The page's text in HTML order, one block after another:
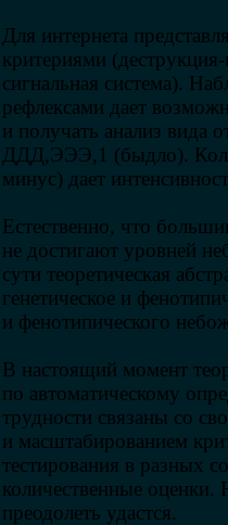
Для интернета
критериями
сигнальная система).
рефлексами дает
и получать анализ
ДДД,ЭЭЭ,1 (быдло).
минус) дает
Естественно, что
не достигают уровней
сути теоретическая
генетическое и
и фенотипического
В настоящий момент
по автоматическому
трудности связаны со
и масштабированием
тестирования в разных
количественные оценки.
преодолеть удастся.